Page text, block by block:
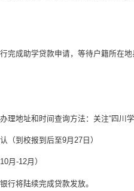
完成助学贷款申请，等待户籍所在
理地址和时间查询方法：关注“四川学
（到校报到后至9月27日）
月-12月）
行将陆续完成贷款发放。